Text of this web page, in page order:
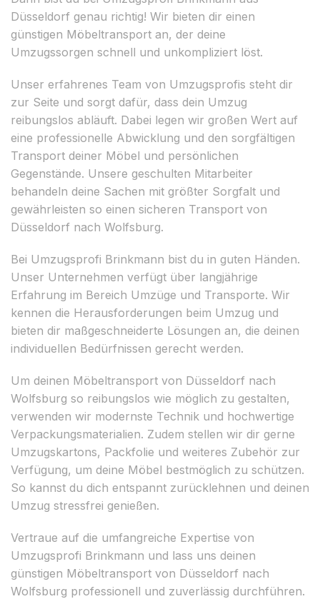
Düsseldorf genau richtig! Wir bieten dir einen
günstigen Möbeltransport an, der deine
Umzugssorgen schnell und unkompliziert löst.
Unser erfahrenes Team von Umzugsprofis steht dir
zur Seite und sorgt dafür, dass dein Umzug
reibungslos abläuft. Dabei legen wir großen Wert auf
eine professionelle Abwicklung und den sorgfältigen
Transport deiner Möbel und persönlichen
Gegenstände. Unsere geschulten Mitarbeiter
behandeln deine Sachen mit größter Sorgfalt und
gewährleisten so einen sicheren Transport von
Düsseldorf nach Wolfsburg.
Bei Umzugsprofi Brinkmann bist du in guten Händen.
Unser Unternehmen verfügt über langjährige
Erfahrung im Bereich Umzüge und Transporte. Wir
kennen die Herausforderungen beim Umzug und
bieten dir maßgeschneiderte Lösungen an, die deinen
individuellen Bedürfnissen gerecht werden.
Um deinen Möbeltransport von Düsseldorf nach
Wolfsburg so reibungslos wie möglich zu gestalten,
verwenden wir modernste Technik und hochwertige
Verpackungsmaterialien. Zudem stellen wir dir gerne
Umzugskartons, Packfolie und weiteres Zubehör zur
Verfügung, um deine Möbel bestmöglich zu schützen.
So kannst du dich entspannt zurücklehnen und deinen
Umzug stressfrei genießen.
Vertraue auf die umfangreiche Expertise von
Umzugsprofi Brinkmann und lass uns deinen
günstigen Möbeltransport von Düsseldorf nach
Wolfsburg professionell und zuverlässig durchführen.